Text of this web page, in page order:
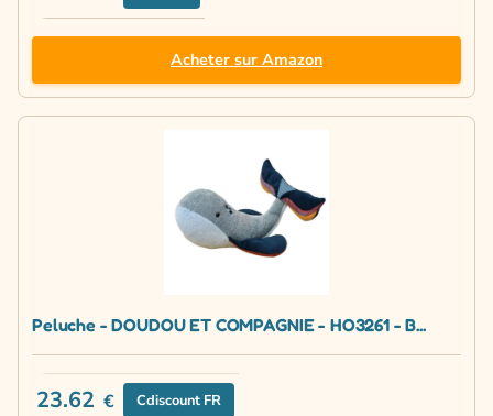
Acheter sur Amazon
Peluche - DOUDOU ET COMPAGNIE - HO3261 - B...
23.62 € Cdiscount FR